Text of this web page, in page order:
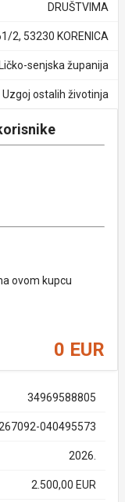
DRUŠTVIMA
2, 53230 KORENICA
Ličko-senjska županija
Uzgoj ostalih životinja
ovom kupcu
0 EUR
34969588805
040495573
2026.
2.500,00 EUR